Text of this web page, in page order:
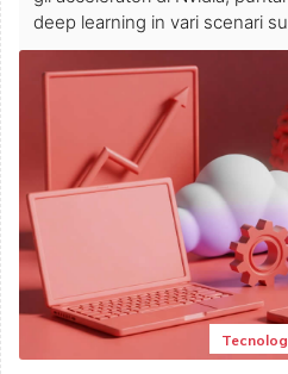
deep learning in vari scenari